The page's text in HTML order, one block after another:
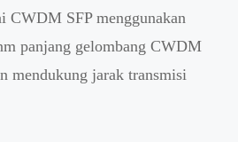
CWDM SFP menggunakan
panjang gelombang CWDM
mendukung jarak transmisi